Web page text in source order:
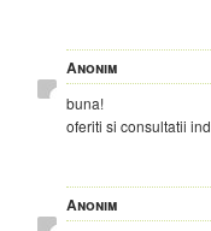
Anonim
buna!
oferiti si consultatii
Anonim